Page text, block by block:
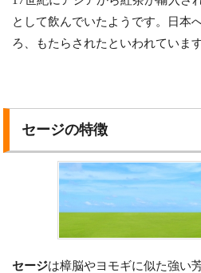
として飲んでいたようです。日本
ろ、もたらされたといわれています
セージの特徴
セージは樟脳やヨモギに似た強い